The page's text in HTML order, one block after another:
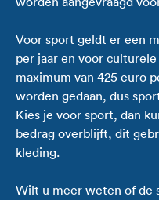
Voor sport geldt er een
per jaar en voor
maximum van 425 euro
worden gedaan, dus
Kies je voor sport, dan
bedrag overblijft, dit
kleding.
Wilt u meer weten of de